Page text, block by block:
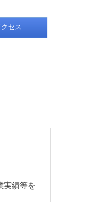
セス
実績等を